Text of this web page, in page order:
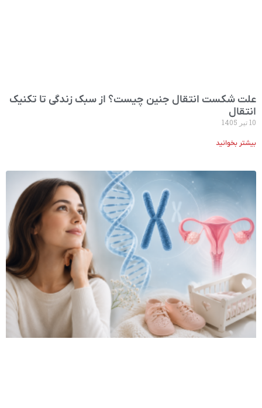
علت شکست انتقال جنین چیست؟ از سبک زندگی تا تکنیک
انتقال
10 تیر 1405
بیشتر بخوانید